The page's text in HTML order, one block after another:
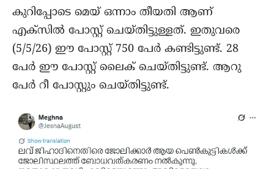
കുറിപ്പോടെ മെയ് ഒന്നാം തീയതി ആണ്
എക്സിൽ പോസ്റ്റ് ചെയ്തിട്ടുള്ളത്. ഇതുവരെ
(5/5/26) ഈ പോസ്റ്റ് 750 പേർ കണ്ടിട്ടുണ്ട്. 28
പേർ ഈ പോസ്റ്റ് ലൈക് ചെയ്തിട്ടുണ്ട്. ആറു
പേർ റീ പോസ്റ്റും ചെയ്തിട്ടുണ്ട്.